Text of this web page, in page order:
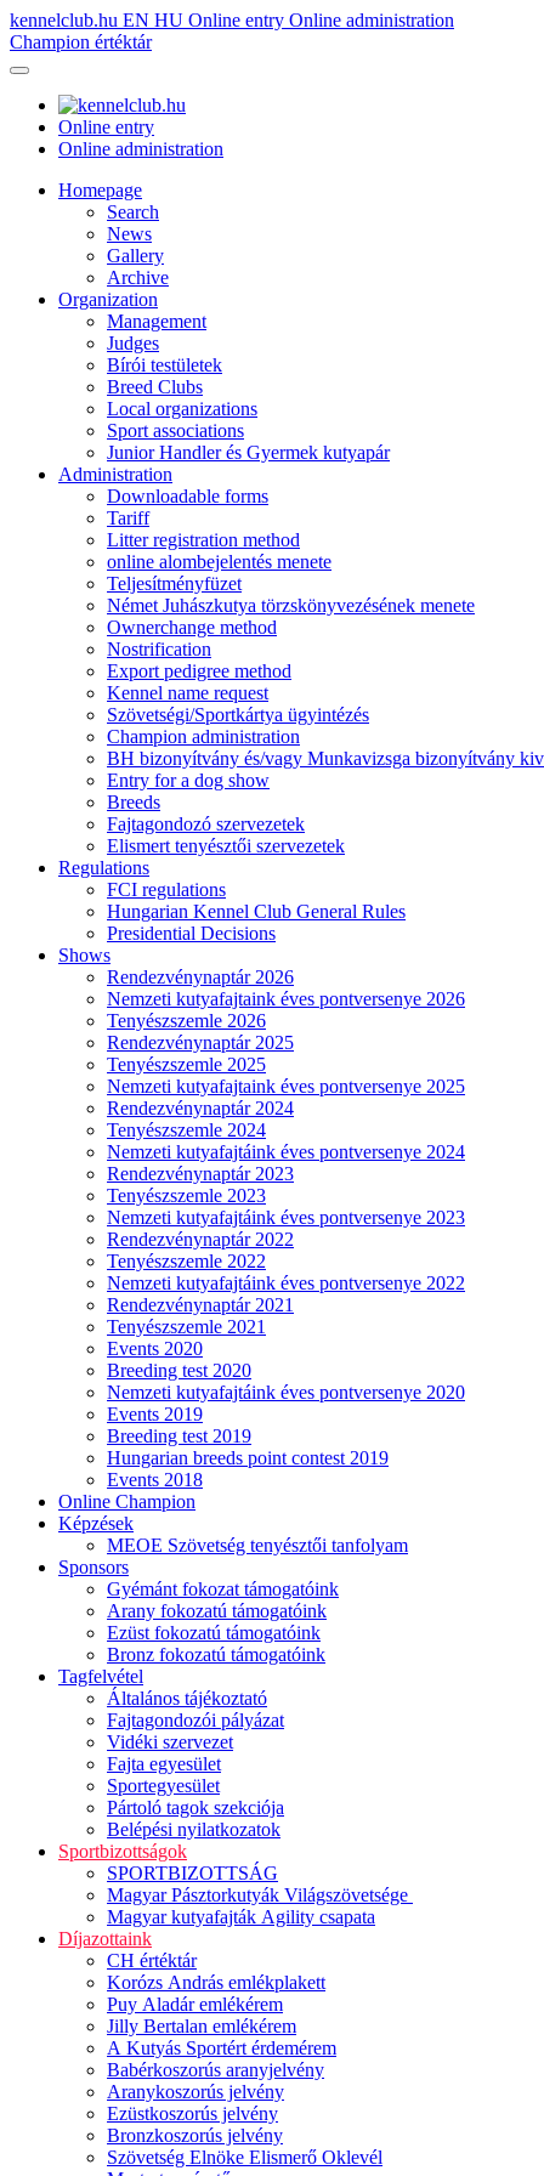
kennelclub.hu EN HU Online entry Online administration
Champion értéktár
Online entry
Online administration
Homepage
Search
News
Gallery
Archive
Organization
Management
Judges
Bírói testületek
Breed Clubs
Local organizations
Sport associations
Junior Handler és Gyermek kutyapár
Administration
Downloadable forms
Tariff
Litter registration method
online alombejelentés menete
Teljesítményfüzet
Német Juhászkutya törzskönyvezésének menete
Ownerchange method
Nostrification
Export pedigree method
Kennel name request
Szövetségi/Sportkártya ügyintézés
Champion administration
BH bizonyítvány és/vagy Munkavizsga bizonyítvány
Entry for a dog show
Breeds
Fajtagondozó szervezetek
Elismert tenyésztői szervezetek
Regulations
FCI regulations
Hungarian Kennel Club General Rules
Presidential Decisions
Shows
Rendezvénynaptár 2026
Nemzeti kutyafajtaink éves pontversenye 2026
Tenyészszemle 2026
Rendezvénynaptár 2025
Tenyészszemle 2025
Nemzeti kutyafajtaink éves pontversenye 2025
Rendezvénynaptár 2024
Tenyészszemle 2024
Nemzeti kutyafajtáink éves pontversenye 2024
Rendezvénynaptár 2023
Tenyészszemle 2023
Nemzeti kutyafajtáink éves pontversenye 2023
Rendezvénynaptár 2022
Tenyészszemle 2022
Nemzeti kutyafajtáink éves pontversenye 2022
Rendezvénynaptár 2021
Tenyészszemle 2021
Events 2020
Breeding test 2020
Nemzeti kutyafajtáink éves pontversenye 2020
Events 2019
Breeding test 2019
Hungarian breeds point contest 2019
Events 2018
Online Champion
Képzések
MEOE Szövetség tenyésztői tanfolyam
Sponsors
Gyémánt fokozat támogatóink
Arany fokozatú támogatóink
Ezüst fokozatú támogatóink
Bronz fokozatú támogatóink
Tagfelvétel
Általános tájékoztató
Fajtagondozói pályázat
Vidéki szervezet
Fajta egyesület
Sportegyesület
Pártoló tagok szekciója
Belépési nyilatkozatok
Sportbizottságok
SPORTBIZOTTSÁG
Magyar Pásztorkutyák Világszövetsége
Magyar kutyafajták Agility csapata
Díjazottaink
CH értéktár
Korózs András emlékplakett
Puy Aladár emlékérem
Jilly Bertalan emlékérem
A Kutyás Sportért érdemérem
Babérkoszorús aranyjelvény
Aranykoszorús jelvény
Ezüstkoszorús jelvény
Bronzkoszorús jelvény
Szövetség Elnöke Elismerő Oklevél